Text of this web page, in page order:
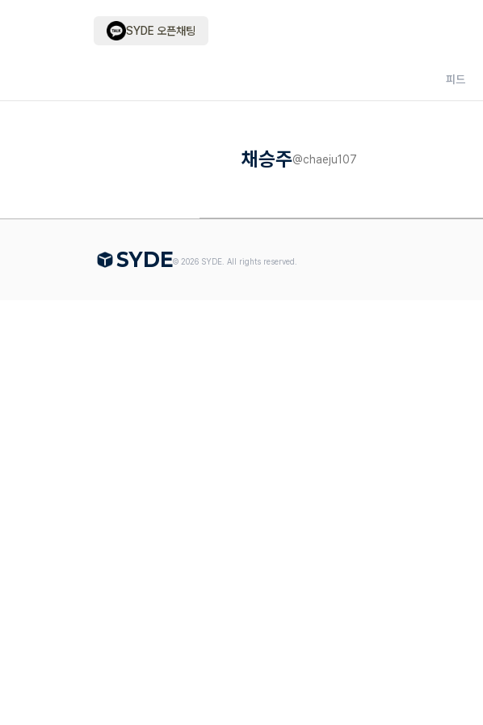
SYDE 오픈채팅
피드
채승주@chaeju107
SYDE© 2026SYDE. All rights reserved.